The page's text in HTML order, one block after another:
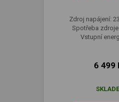
Zdroj napájení:
Spotřeba zdroje
Vstupní
6 499